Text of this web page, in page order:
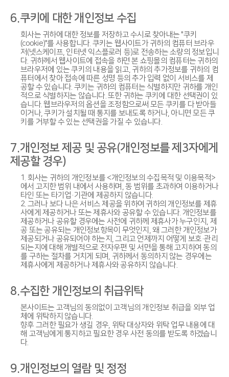
6.쿠키에 대한 개인정보 수집
회사는 귀하에 대한 정보를 저장하고 수시로 찾아내는 "쿠키
(cookie)"를 사용합니다. 쿠키는 웹사이트가 귀하의 컴퓨터 브라우
저(넷스케이프, 인터넷 익스플로러 등)로 전송하는 소량의 정보입니
다. 귀하께서 웹사이트에 접속을 하면 본 쇼핑몰의 컴퓨터는 귀하의
브라우저에 있는 쿠키의 내용을 읽고, 귀하의 추가정보를 귀하의 컴
퓨터에서 찾아 접속에 따른 성명 등의 추가 입력 없이 서비스를 제
공할 수 있습니다. 쿠키는 귀하의 컴퓨터는 식별하지만 귀하를 개인
적으로 식별하지는 않습니다. 또한 귀하는 쿠키에 대한 선택권이 있
습니다. 웹브라우저의 옵션을 조정함으로써 모든 쿠키를 다 받아들
이거나, 쿠키가 설치될 때 통지를 보내도록 하거나, 아니면 모든 쿠
키를 거부할 수 있는 선택권을 가질 수 있습니다.
7.개인정보 제공 및 공유(개인정보를 제3자에게
제공할 경우)
1. 회사는 귀하의 개인정보를 <개인정보의 수집목적 및 이용목적>
에서 고지한 범위 내에서 사용하며, 동 범위를 초과하여 이용하거나
타인 또는 타기업·기관에 제공하지 않습니다.
2. 그러나 보다 나은 서비스 제공을 위하여 귀하의 개인정보를 제휴
사에게 제공하거나 또는 제휴사와 공유할 수 있습니다. 개인정보를
제공하거나 공유할 경우에는 사전에 귀하께 제휴사가 누구인지, 제
공 또는 공유되는 개인정보항목이 무엇인지, 왜 그러한 개인정보가
제공되거나 공유되어야 하는지, 그리고 언제까지 어떻게 보호·관리
되는지에 대해 개별적으로 전자우편 및 서면을 통해 고지하여 동의
를 구하는 절차를 거치게 되며, 귀하께서 동의하지 않는 경우에는
제휴사에게 제공하거나 제휴사와 공유하지 않습니다.
8.수집한 개인정보의 취급위탁
본사이트는 고객님의 동의없이 고객님의 개인정보 취급을 외부 업
체에 위탁하지 않습니다.
향후 그러한 필요가 생길 경우, 위탁 대상자와 위탁 업무 내용에 대
해 고객님에게 통지하고 필요한 경우 사전 동의를 받도록 하겠습니
다.
9.개인정보의 열람 및 정정